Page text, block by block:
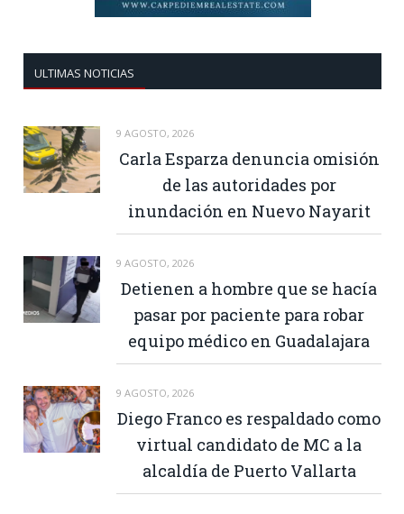
ULTIMAS NOTICIAS
9 AGOSTO, 2026
Carla Esparza denuncia omisión
de las autoridades por
inundación en Nuevo Nayarit
9 AGOSTO, 2026
Detienen a hombre que se hacía
pasar por paciente para robar
equipo médico en Guadalajara
9 AGOSTO, 2026
Diego Franco es respaldado como
virtual candidato de MC a la
alcaldía de Puerto Vallarta